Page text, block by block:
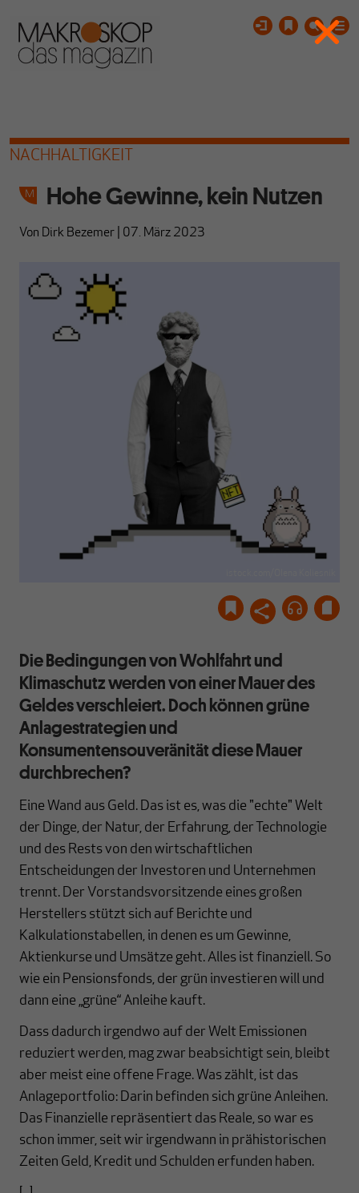
NACHHALTIGKEIT
Hohe Gewinne, kein Nutzen
Von Dirk Bezemer 07. März 2023
Die Bedingungen von Wohlfahrt und
Klimaschutz werden von einer Mauer des
Geldes verschleiert. Doch können grüne
Anlagestrategien und
Konsumentensouveränität diese Mauer
durchbrechen?
Eine Wand aus Geld. Das ist es, was die "echte" Welt
der Dinge, der Natur, der Erfahrung, der Technologie
und des Rests von den wirtschaftlichen
Entscheidungen der Investoren und Unternehmen
trennt. Der Vorstandsvorsitzende eines großen
Herstellers stützt sich auf Berichte und
Kalkulationstabellen, in denen es um Gewinne,
Aktienkurse und Umsätze geht. Alles ist finanziell. So
wie ein Pensionsfonds, der grün investieren will und
dann eine „grüne“ Anleihe kauft.
Dass dadurch irgendwo auf der Welt Emissionen
reduziert werden, mag zwar beabsichtigt sein, bleibt
aber meist eine offene Frage. Was zählt, ist das
Anlageportfolio: Darin befinden sich grüne Anleihen.
Das Finanzielle repräsentiert das Reale, so war es
schon immer, seit wir irgendwann in prähistorischen
Zeiten Geld, Kredit und Schulden erfunden haben.